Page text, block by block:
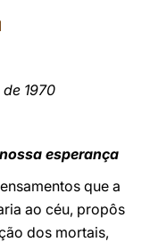
1970
esperança
que a
ao céu, propôs
dos mortais,